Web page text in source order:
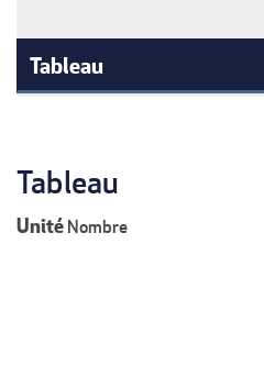
Tableau
Tableau
UnitéNombre